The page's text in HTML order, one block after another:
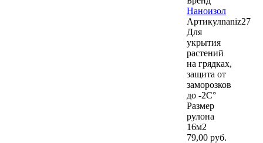
Наноизол
Артикулnaniz27
Для
укрытия
растений
на грядках,
защита от
заморозков
до -2С°
Размер
рулона
16м2
79,00 руб.